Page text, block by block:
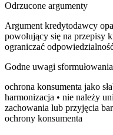
Odrzucone argumenty
Argument kredytodawcy
powołujący się na przepisy
ograniczać
Godne uwagi sformułowania
ochrona konsumenta jako
harmonizacja • nie należy
zachowania lub przyjęcia
ochrony konsumenta